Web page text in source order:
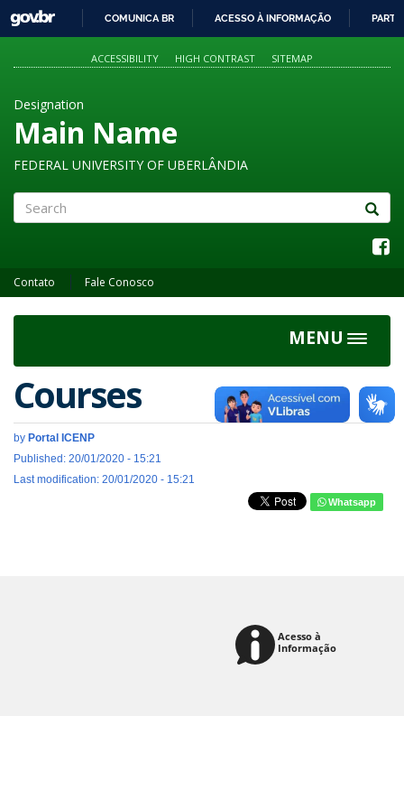
PARA
O
GOVBR
COMUNICA BR ACESSO À INFORMAÇÃO
ACCESSIBILITY HIGH CONTRAST SITEMAP
Designation
Main Name
FEDERAL UNIVERSITY OF UBERLÂNDIA
Contato Fale Conosco
MENU
Toggle
Courses
by Portal ICENP
Published: 20/01/2020 - 15:21
Last modification: 20/01/2020 - 15:21
Whatsapp